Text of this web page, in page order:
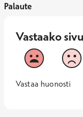
Palaute
Vastaako
Vastaako sivu
1
Vastaa
2
1 -
Vastaa huonosti
—